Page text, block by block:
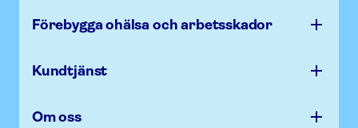
Förebygga ohälsa och arbets­skador
Kundtjänst
Om oss